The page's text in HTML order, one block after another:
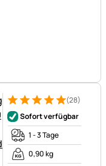
Bewertung: 5 von 5 (28
28 Bewertungen (28)
Sofort verfügbar
1 - 3 Tage
0,90 kg